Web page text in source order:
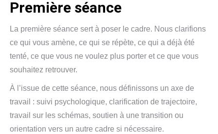
Première séance
La première séance sert à poser le cadre. Nous clarifions
ce qui vous amène, ce qui se répète, ce qui a déjà été
tenté, ce que vous ne voulez plus porter et ce que vous
souhaitez retrouver.
À l’issue de cette séance, nous définissons un axe de
travail : suivi psychologique, clarification de trajectoire,
travail sur les schémas, soutien à une transition ou
orientation vers un autre cadre si nécessaire.